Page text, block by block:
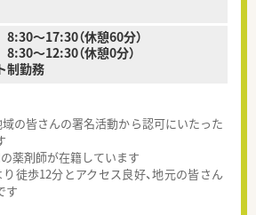
～17:30（休憩60分）
～12:30（休憩0分）
制勤務
の皆さんの署名活動から認可にいたった
薬剤師が在籍しています
徒歩12分とアクセス良好、地元の皆さん
す